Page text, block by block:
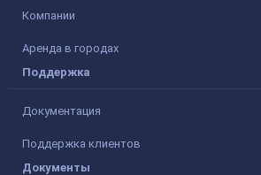
Компании
Аренда в городах
Поддержка
Документация
Поддержка клиентов
Документы